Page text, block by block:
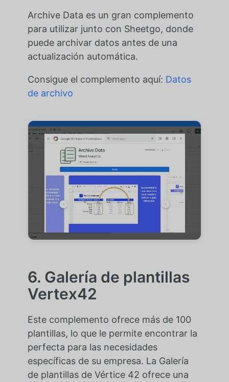
Archive Data es un gran complemento
para utilizar junto con Sheetgo, donde
puede archivar datos antes de una
actualización automática.
Consigue el complemento aquí: Datos
de archivo
6. Galería de plantillas
Vertex42
Este complemento ofrece más de 100
plantillas, lo que le permite encontrar la
perfecta para las necesidades
específicas de su empresa. La Galería
de plantillas de Vértice 42 ofrece una